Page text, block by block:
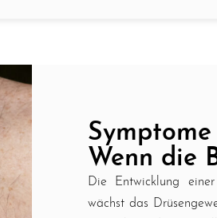
Wenn die
Die Entwicklung
wächst das